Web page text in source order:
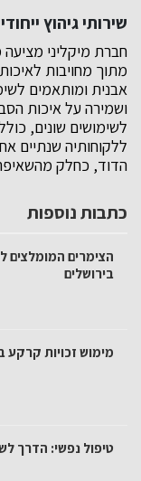
שירותי גיהוץ
חברת מיקליני מציעה
מתוך מחויבות
אבנית ומותאמים
ושמירה על איכות
לשימושים שונים,
הדוד, כחלק
כתבות נוספות
הצימרים המומלצים
בירושלים
מימוש זכויות
טיפול נפשי: הדרך